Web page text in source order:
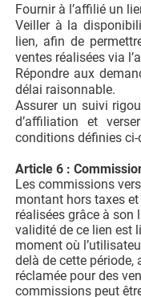
Fournir à l’affilié un
Veiller à la
lien, afin de
ventes réalisées via
Répondre aux
délai raisonnable.
Assurer un suivi
d’affiliation et
conditions définies ci-
Article 6 :
Les commissions
montant hors taxes
réalisées grâce à son
validité de ce lien est
moment où
delà de cette
réclamée pour des
commissions peut